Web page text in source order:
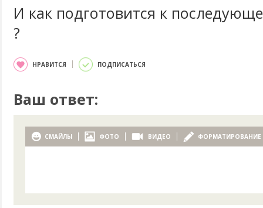
И как подготовится к
?
НРАВИТСЯ ПОДПИСАТЬСЯ
Ваш ответ:
СМАЙЛЫ ФОТО ВИДЕО ФОРМАТИРОВАНИЕ